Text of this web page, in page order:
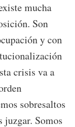
mucha
Son
y con
crisis va a
sobresaltos
juzgar. Somos